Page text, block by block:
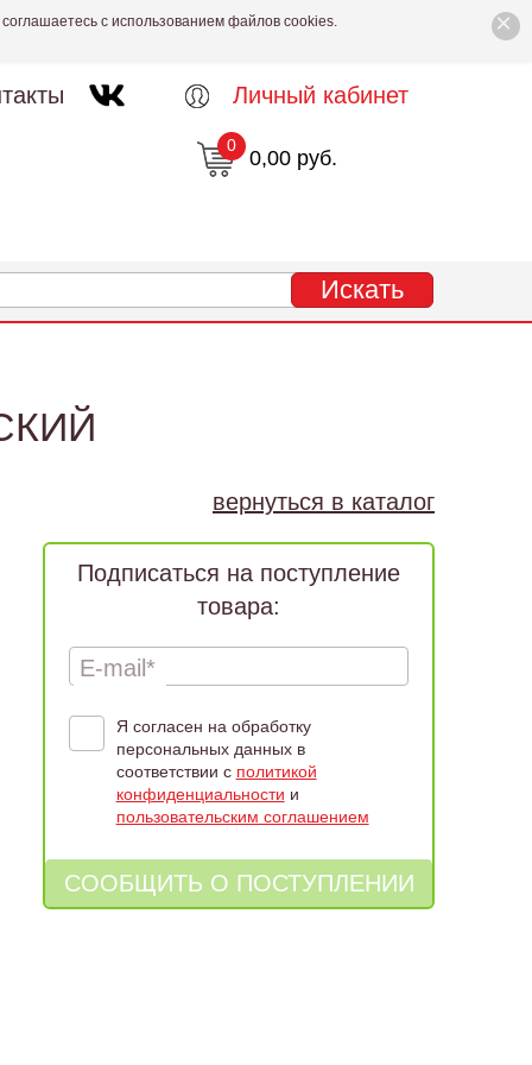
×
с использованием файлов cookies.
Личный кабинет
0,00 руб.
0
вернуться в каталог
Подписаться на поступление
товара:
E-mail*
Я согласен на обработку
персональных данных в
соответствии с политикой
конфиденциальности и
пользовательским соглашением